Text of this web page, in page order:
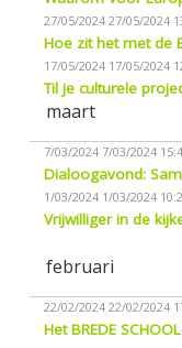
27/05/2024 27/05/2024
Hoe zit het met de
17/05/2024 17/05/2024
Til je culturele
maart
7/03/2024 7/03/2024
Dialoogavond:
1/03/2024 1/03/2024
Vrijwilliger in de
februari
22/02/2024 22/02/2024
Het BREDE